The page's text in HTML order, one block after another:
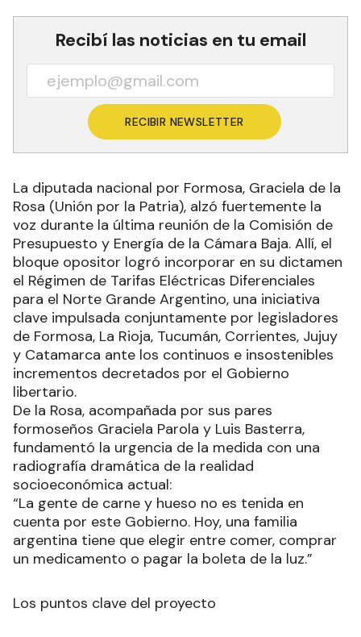
Recibí las noticias en tu email
RECIBIR NEWSLETTER
La diputada nacional por Formosa, Graciela de la
Rosa (Unión por la Patria), alzó fuertemente la
voz durante la última reunión de la Comisión de
Presupuesto y Energía de la Cámara Baja. Allí, el
bloque opositor logró incorporar en su dictamen
el Régimen de Tarifas Eléctricas Diferenciales
para el Norte Grande Argentino, una iniciativa
clave impulsada conjuntamente por legisladores
de Formosa, La Rioja, Tucumán, Corrientes, Jujuy
y Catamarca ante los continuos e insostenibles
incrementos decretados por el Gobierno
libertario.
De la Rosa, acompañada por sus pares
formoseños Graciela Parola y Luis Basterra,
fundamentó la urgencia de la medida con una
radiografía dramática de la realidad
socioeconómica actual:
“La gente de carne y hueso no es tenida en
cuenta por este Gobierno. Hoy, una familia
argentina tiene que elegir entre comer, comprar
un medicamento o pagar la boleta de la luz.”
Los puntos clave del proyecto